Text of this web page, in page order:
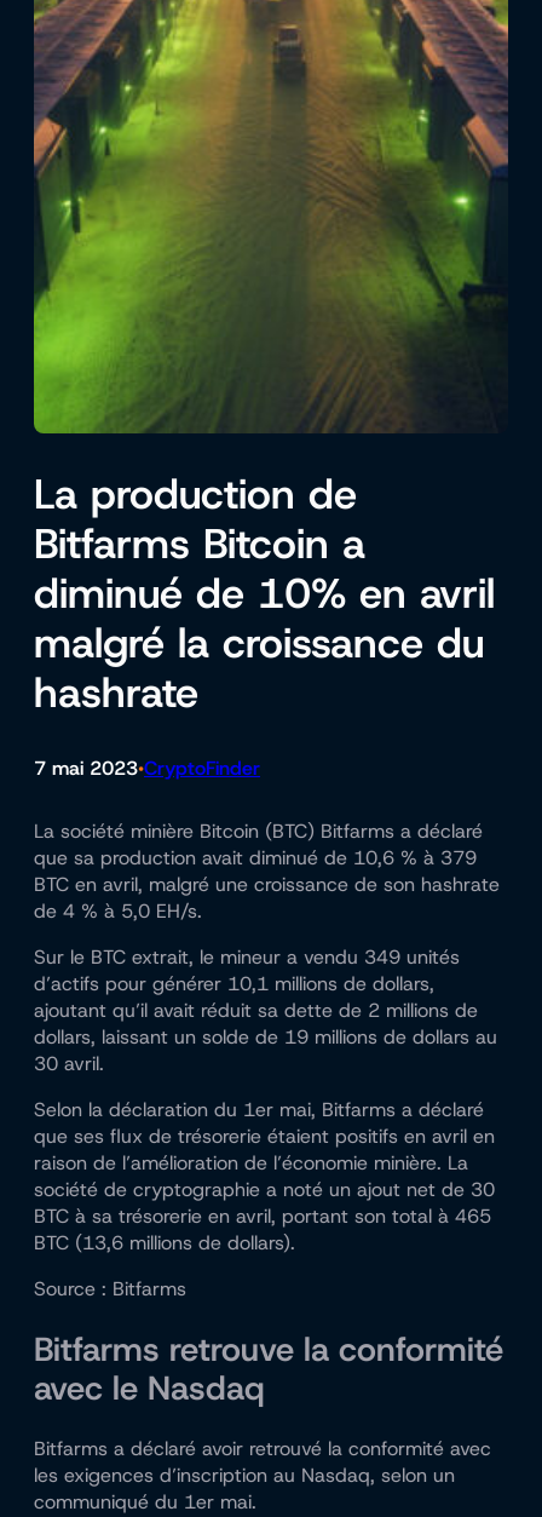
La production de
Bitfarms Bitcoin a
diminué de 10% en avril
malgré la croissance du
hashrate
7 mai 2023•CryptoFinder
La société minière Bitcoin (BTC) Bitfarms a déclaré
que sa production avait diminué de 10,6 % à 379
BTC en avril, malgré une croissance de son hashrate
de 4 % à 5,0 EH/s.
Sur le BTC extrait, le mineur a vendu 349 unités
d’actifs pour générer 10,1 millions de dollars,
ajoutant qu’il avait réduit sa dette de 2 millions de
dollars, laissant un solde de 19 millions de dollars au
30 avril.
Selon la déclaration du 1er mai, Bitfarms a déclaré
que ses flux de trésorerie étaient positifs en avril en
raison de l’amélioration de l’économie minière. La
société de cryptographie a noté un ajout net de 30
BTC à sa trésorerie en avril, portant son total à 465
BTC (13,6 millions de dollars).
Source : Bitfarms
Bitfarms retrouve la conformité
avec le Nasdaq
Bitfarms a déclaré avoir retrouvé la conformité avec
les exigences d’inscription au Nasdaq, selon un
communiqué du 1er mai.